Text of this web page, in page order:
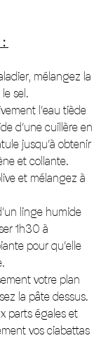
:
mélangez la
sel.
l’eau tiède
d’une cuillère en
jusqu’à obtenir
et collante.
et mélangez à
linge humide
1h30 à
pour qu’elle
votre plan
la pâte dessus.
parts égales et
vos ciabattas